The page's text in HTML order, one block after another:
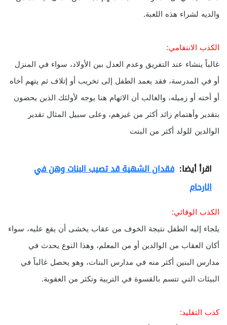
والديه لشراء هذه اللعبة.
الكذب الانتقامي:
غالباً ينشاء عند التفريق وعدم العدل بين الأولاد، سواء في المنزل
أو في المدرسة، فقد يعمد الطفل إلى تخريب أو إتلاف ثم يتهم أخاه
أو أخته أو زميله، والغالب أن الاتهام هنا يوجه لأولئك الذين يحضون
بتقدير وأهتمام زائد أكثر من غيرهم، وعلى سبيل المثال تقدير
الوالدين للولد أكثر من البنت
اقرأ أيضا: فقدان الشهية قد تصيب البنات وهن في
الارحام
الكذب الوقائي:
يلجاء إليه الطفل نتيجة الخوف من عقاب يخشى أن يقع عليه، سواء
أكان العقاب من الوالدين أو من المعلم، وهذا النوع يحدث في
مدارس البنين أكثر منه في مدارس البنات، وهو يحصل غالباً في
البيئات التي تتسم بالقسوة في التربية وتكثر من العقوبة.
كذب التقليد: